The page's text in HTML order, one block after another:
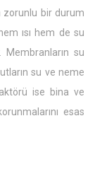
zorunlu bir durum
ısı hem de su
Membranların su
su ve neme
faktörü ise bina ve
esas